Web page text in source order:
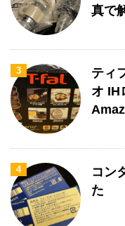
真で
3
ティ
オ IH
4
コン
た